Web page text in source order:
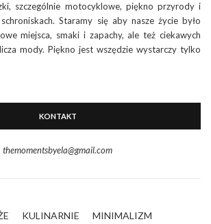
szczególnie motocyklowe, piękno przyrody i
Staramy się aby nasze życie było
miejsca, smaki i zapachy, ale też ciekawych
mody. Piękno jest wszędzie wystarczy tylko
KONTAKT
themomentsbyela@gmail.com
KULINARNIE
MINIMALIZM